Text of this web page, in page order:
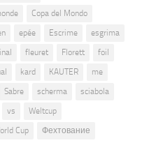
Copa del Mondo
epée Escrime
esgrima
fleuret Florett
foil
kard KAUTER
me
Sabre scherma
sciabola
vs
Weltcup
Cup Фехтование